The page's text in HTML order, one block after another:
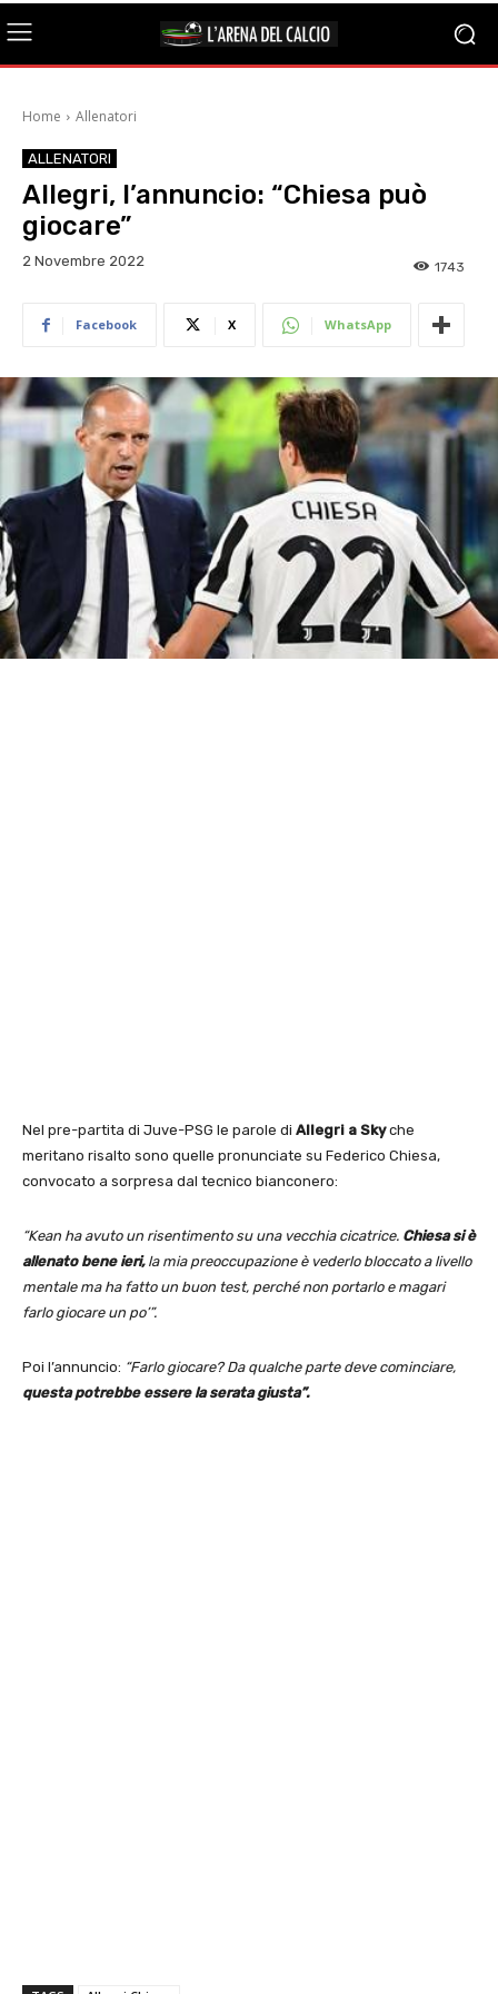
Home Allenatori
ALLENATORI
Allegri, l’annuncio: “Chiesa può
giocare”
2 Novembre 2022 1743
Facebook X WhatsApp
Nel pre-partita di Juve-PSG le parole di Allegri a Skyche
meritano risalto sono quelle pronunciate su Federico Chiesa,
convocato a sorpresa dal tecnico bianconero:
“Kean ha avuto un risentimento su una vecchia cicatrice. Chiesa si è
allenato bene ieri,la mia preoccupazione è vederlo bloccato a livello
mentale ma ha fatto un buon test, perché non portarlo e magari
farlo giocare un po’”.
Poi l’annuncio: “Farlo giocare? Da qualche parte deve cominciare,
questa potrebbe essere la serata giusta”.